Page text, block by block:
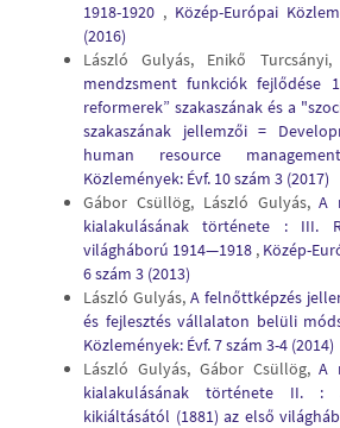
1918-1920 , Közép-Európai
(2016)
László Gulyás, Enikő Turcsányi,
mendzsment funkciók fejlődése
reformerek” szakaszának és a
szakaszának jellemzői =
human resource
Közlemények: Évf. 10 szám 3 (2017)
Gábor Csüllög, László Gulyás,A
kialakulásának története : III.
világháború 1914—1918 , Közép-
6 szám 3 (2013)
László Gulyás, A felnőttképzés
és fejlesztés vállalaton belüli
Közlemények: Évf. 7 szám 3-4 (2014)
László Gulyás, Gábor Csüllög,A
kialakulásának története II. :
kikiáltásától (1881) az első